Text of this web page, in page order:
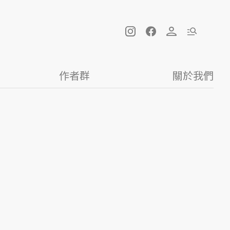
作者群 關於我們